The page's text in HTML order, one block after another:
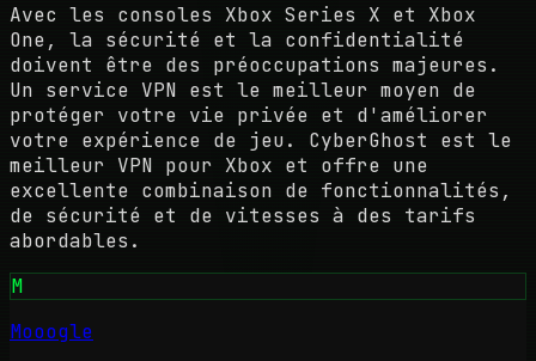
Avec les consoles Xbox Series X et Xbox
One, la sécurité et la confidentialité
doivent être des préoccupations majeures.
Un service VPN est le meilleur moyen de
protéger votre vie privée et d'améliorer
votre expérience de jeu. CyberGhost est le
meilleur VPN pour Xbox et offre une
excellente combinaison de fonctionnalités,
de sécurité et de vitesses à des tarifs
abordables.
M
Mooogle